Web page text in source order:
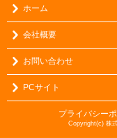
ホーム
会社概要
お問い合わせ
PCサイト
プライバシー
Copyright(c) 株